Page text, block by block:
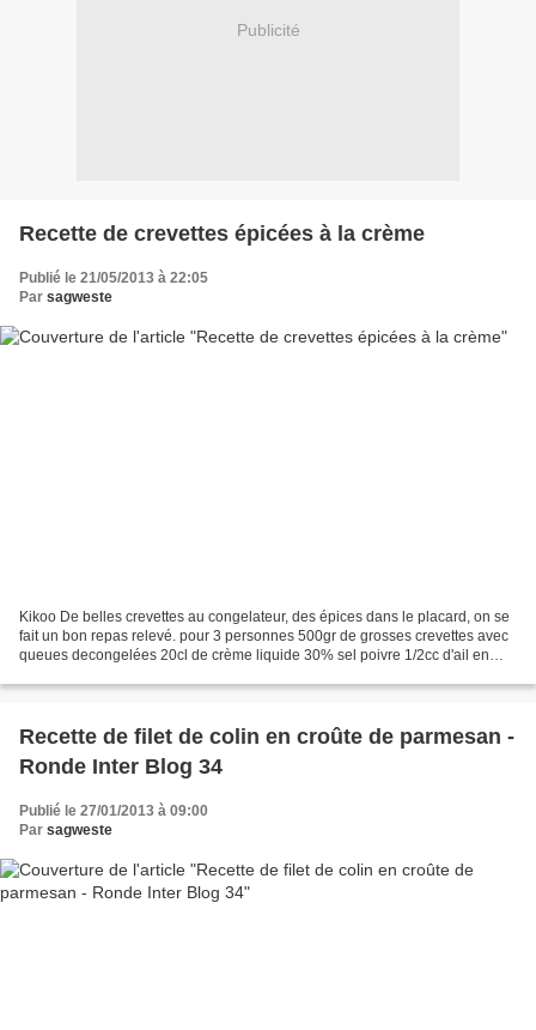
Publicité
Recette de crevettes épicées à la crème
Publié le 21/05/2013 à 22:05
Par sagweste
Kikoo De belles crevettes au congelateur, des épices dans le placard, on se
fait un bon repas relevé. pour 3 personnes 500gr de grosses crevettes avec
queues decongelées 20cl de crème liquide 30% sel poivre 1/2cc d'ail en
Recette de filet de colin en croûte de parmesan -
Ronde Inter Blog 34
Publié le 27/01/2013 à 09:00
Par sagweste